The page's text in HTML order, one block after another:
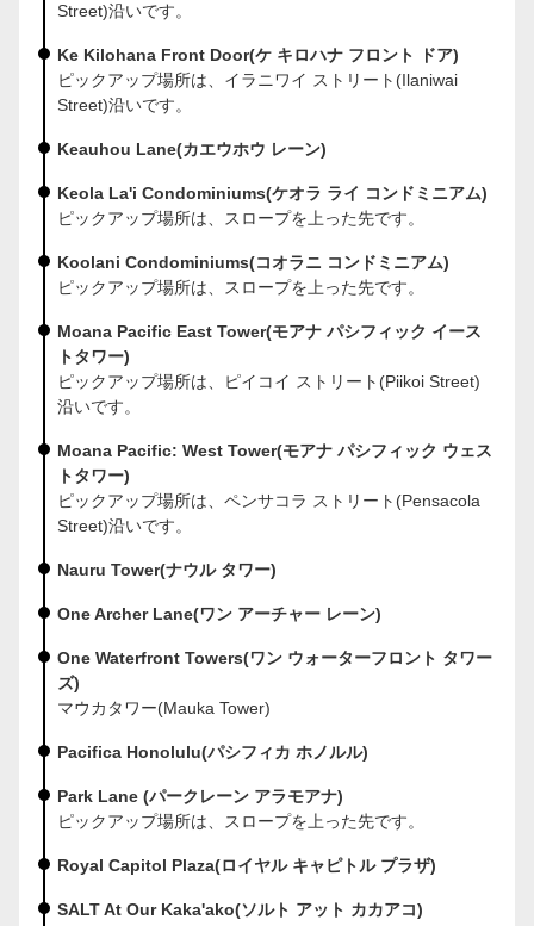
Street)沿いです。
Ke Kilohana Front Door(ケ キロハナ フロント ドア)
ピックアップ場所は、イラニワイ ストリート(Ilaniwai
Street)沿いです。
Keauhou Lane(カエウホウ レーン)
Keola La'i Condominiums(ケオラ ライ コンドミニアム)
ピックアップ場所は、スロープを上った先です。
Koolani Condominiums(コオラニ コンドミニアム)
ピックアップ場所は、スロープを上った先です。
Moana Pacific East Tower(モアナ パシフィック イース
トタワー)
ピックアップ場所は、ピイコイ ストリート(Piikoi Street)
沿いです。
Moana Pacific: West Tower(モアナ パシフィック ウェス
トタワー)
ピックアップ場所は、ペンサコラ ストリート(Pensacola
Street)沿いです。
Nauru Tower(ナウル タワー)
One Archer Lane(ワン アーチャー レーン)
One Waterfront Towers(ワン ウォーターフロント タワー
ズ)
マウカタワー(Mauka Tower)
Pacifica Honolulu(パシフィカ ホノルル)
Park Lane (パークレーン アラモアナ)
ピックアップ場所は、スロープを上った先です。
Royal Capitol Plaza(ロイヤル キャピトル プラザ)
SALT At Our Kaka'ako(ソルト アット カカアコ)